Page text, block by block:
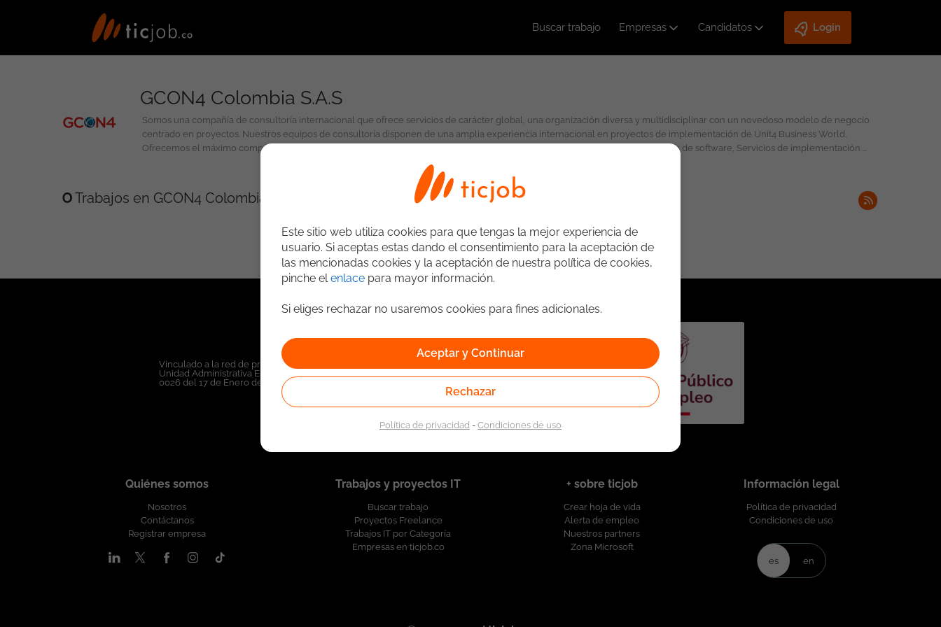
Buscar trabajo Empresas Candidatos Login
GCON4 Colombia S.A.S
Somos una compañía de consultoría internacional que ofrece servicios de carácter global, una organización diversa y multidisciplinar con un novedoso modelo de negocio
centrado en proyectos. Nuestros equipos de consultoría disponen de una amplia experiencia internacional en proyectos de implementación de Unit4 Business World.
Ofrecemos el máximo compromiso a nuestros clientes dentro de cuatro líneas de trabajo: Distribución de software, Fabricación de software, Servicios de implementación y
fabricante y partner especializado de implementación que nos permite aprovechar todas las sinergias de forma conjunta.
0Trabajos en GCON4 Colombia S.A.S
Vinculado a la red de prestadores del Servicio Público de Empleo. Autorizado por la
Unidad Administrativa Especial del Servicio Público de Empleo según Resolución No.
0026 del 17 de Enero de 2023,Ver resolución.
Quiénes somos
Nosotros
Contáctanos
Registrar empresa
Trabajos y proyectos IT
Buscar trabajo
Proyectos Freelance
Trabajos IT por Categoría
Empresas en ticjob.co
+ sobre ticjob
Crear hoja de vida
Alerta de empleo
Nuestros partners
Zona Microsoft
Información legal
Política de privacidad
Condiciones de uso
es en
Este sitio web utiliza cookies para que tengas la mejor experiencia de
usuario. Si aceptas estas dando el consentimiento para la aceptación de
las mencionadas cookies y la aceptación de nuestra política de cookies,
pinche elenlace para mayor información.
Si eliges rechazar no usaremos cookies para fines adicionales.
Aceptar y Continuar
Rechazar
Política de privacidad -Condiciones de uso